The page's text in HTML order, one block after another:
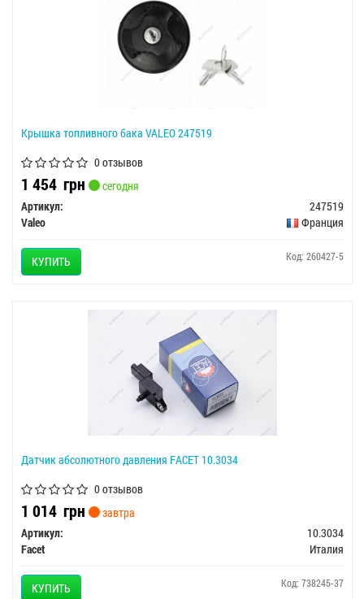
Крышка топливного бака VALEO 247519
0 отзывов
1 454 грн
сегодня
Артикул:
247519
Valeo
Франция
КУПИТЬ Код: 260427-5
Датчик абсолютного давления FACET 10.3034
0 отзывов
1 014 грн
завтра
Артикул:
10.3034
Facet
Италия
КУПИТЬ Код: 738245-37